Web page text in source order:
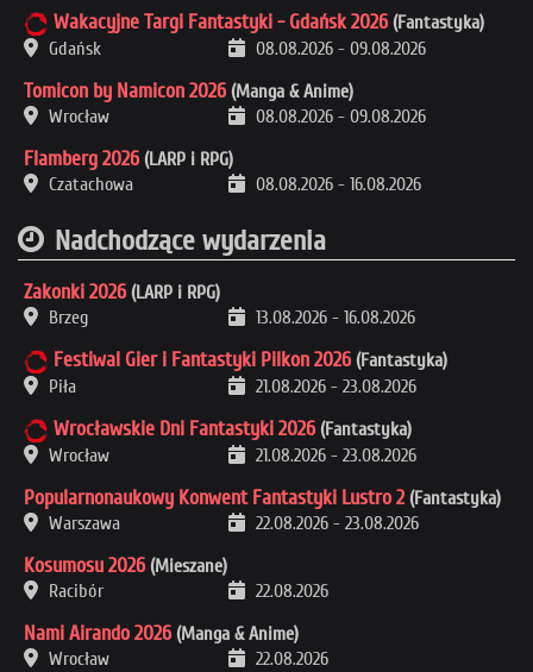
Wakacyjne Targi Fantastyki - Gdańsk 2026 (Fantastyka)
Gdańsk
08.08.2026 - 09.08.2026
Tomicon by Namicon 2026 (Manga & Anime)
Wrocław
08.08.2026 - 09.08.2026
Flamberg 2026 (LARP i RPG)
Czatachowa
08.08.2026 - 16.08.2026
Nadchodzące wydarzenia
Zakonki 2026 (LARP i RPG)
Brzeg
13.08.2026 - 16.08.2026
Festiwal Gier i Fantastyki Pilkon 2026 (Fantastyka)
Piła
21.08.2026 - 23.08.2026
Wrocławskie Dni Fantastyki 2026 (Fantastyka)
Wrocław
21.08.2026 - 23.08.2026
Popularnonaukowy Konwent Fantastyki Lustro 2 (Fantastyka)
Warszawa
22.08.2026 - 23.08.2026
Kosumosu 2026 (Mieszane)
Racibór
22.08.2026
Nami Airando 2026 (Manga & Anime)
Wrocław
22.08.2026